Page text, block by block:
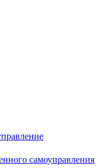
самоуправления